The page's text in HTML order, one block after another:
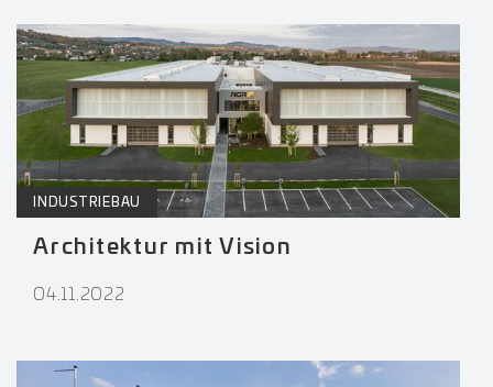
INDUSTRIEBAU
Architektur mit Vision
04.11.2022